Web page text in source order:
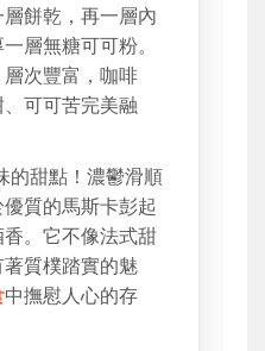
餅乾，再一層內
層無糖可可粉。
次豐富，咖啡
可可苦完美融
的甜點！濃鬱滑順
質的馬斯卡彭起
。它不像法式甜
質樸踏實的魅
中撫慰人心的存